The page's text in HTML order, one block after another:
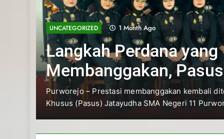
UNCATEGORIZED 1 Month Ago
Langkah Perdana yang
Membanggakan, Pasus
Jatayudha Ukir Prestasi di
Adiluhung Se-Jawa Tengah
Purworejo – Prestasi membanggakan kembali ditorehkan
Khusus (Pasus) Jatayudha SMA Negeri 11 Purworejo….